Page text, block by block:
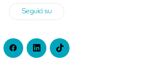
Seguici su